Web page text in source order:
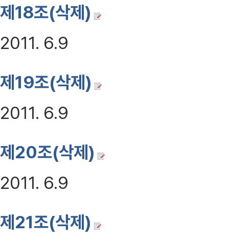
제18조(삭제)
2011. 6.9
제19조(삭제)
2011. 6.9
제20조(삭제)
2011. 6.9
제21조(삭제)